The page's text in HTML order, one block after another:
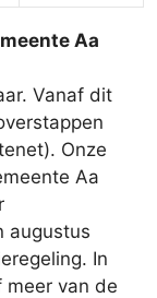
Aa
Vanaf dit
Onze
Aa
augustus
In
meer van de